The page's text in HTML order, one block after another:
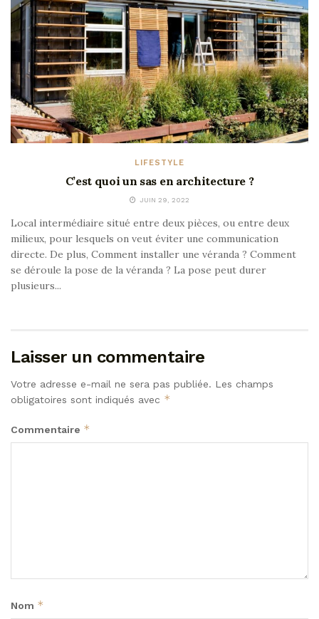
LIFESTYLE
C’est quoi un sas en architecture ?
JUIN 29, 2022
Local intermédiaire situé entre deux pièces, ou entre deux
milieux, pour lesquels on veut éviter une communication
directe. De plus, Comment installer une véranda ? Comment
se déroule la pose de la véranda ? La pose peut durer
plusieurs...
Laisser un commentaire
Votre adresse e-mail ne sera pas publiée. Les champs
obligatoires sont indiqués avec *
Commentaire *
Nom *